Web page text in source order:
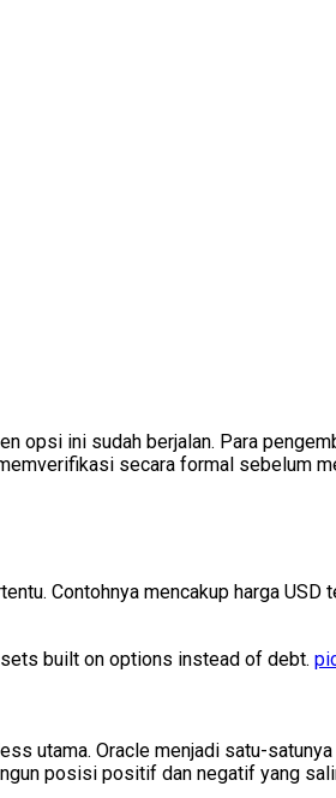
opsi ini sudah berjalan. Para
secara formal sebelum
Contohnya mencakup harga USD
built on options instead of debt.
utama. Oracle menjadi satu-
posisi positif dan negatif yang